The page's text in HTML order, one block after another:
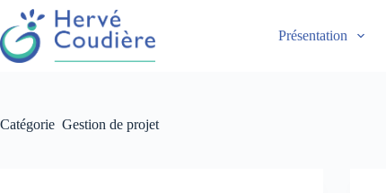
Présentation
Catégorie Gestion de projet